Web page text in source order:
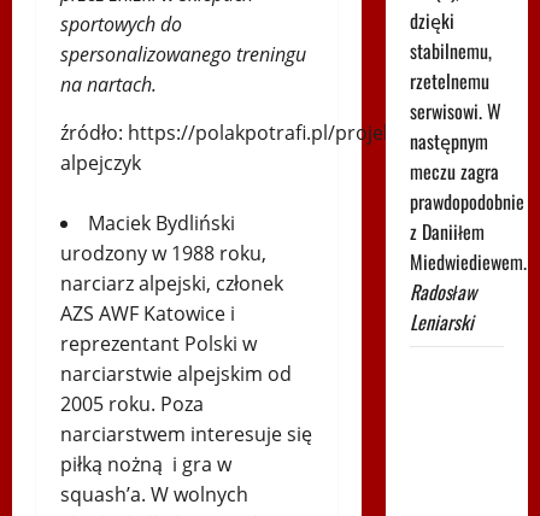
sportowych do
spersonalizowanego treningu
na nartach.
źródło: https://polakpotrafi.pl/projekt/polski-
alpejczyk
Maciek Bydliński
urodzony w 1988 roku,
narciarz alpejski, członek
AZS AWF Katowice i
reprezentant Polski w
narciarstwie alpejskim od
2005 roku. Poza
narciarstwem interesuje się
piłką nożną i gra w
squash’a. W wolnych
dzięki
stabilnemu,
rzetelnemu
serwisowi. W
następnym
meczu zagra
prawdopodobnie
z Daniiłem
Miedwiediewem.
Radosław
Leniarski